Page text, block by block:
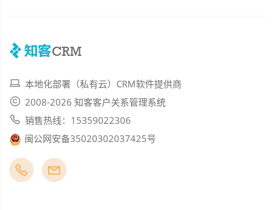
本地化部署（私有云）CRM软件提供商
2008-2026 知客客户关系管理系统
销售热线：15359022306
闽公网安备35020302037425号